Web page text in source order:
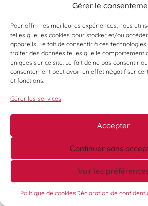
Gérer le
Pour offrir les meilleures expériences, nous
telles que les cookies pour stocker et/ou
appareils. Le fait de consentir à ces
traiter des données telles que le comportement
uniques sur ce site. Le fait de ne pas consentir
consentement peut avoir un effet négatif sur
et fonctions.
Gérer les services
Accepter
Continuer sans
Voir les
Politique de cookiesDéclaration de